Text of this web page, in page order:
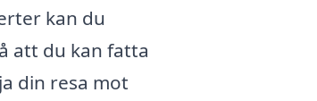
kan du
att du kan fatta
din resa mot